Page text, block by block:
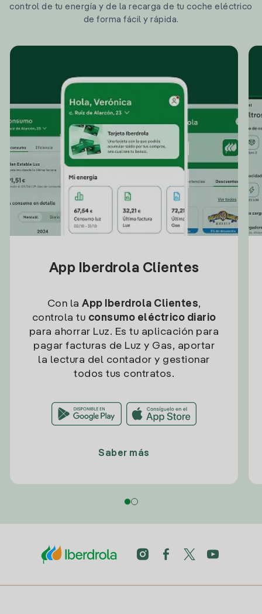
control de tu energía y de la recarga de tu coche eléctrico
de forma fácil y rápida.
App Iberdrola Clientes
Con la App Iberdrola Clientes,
controla tu consumo eléctrico diario
para ahorrar Luz. Es tu aplicación para
pagar facturas de Luz y Gas, aportar
la lectura del contador y gestionar
todos tus contratos.
Saber más